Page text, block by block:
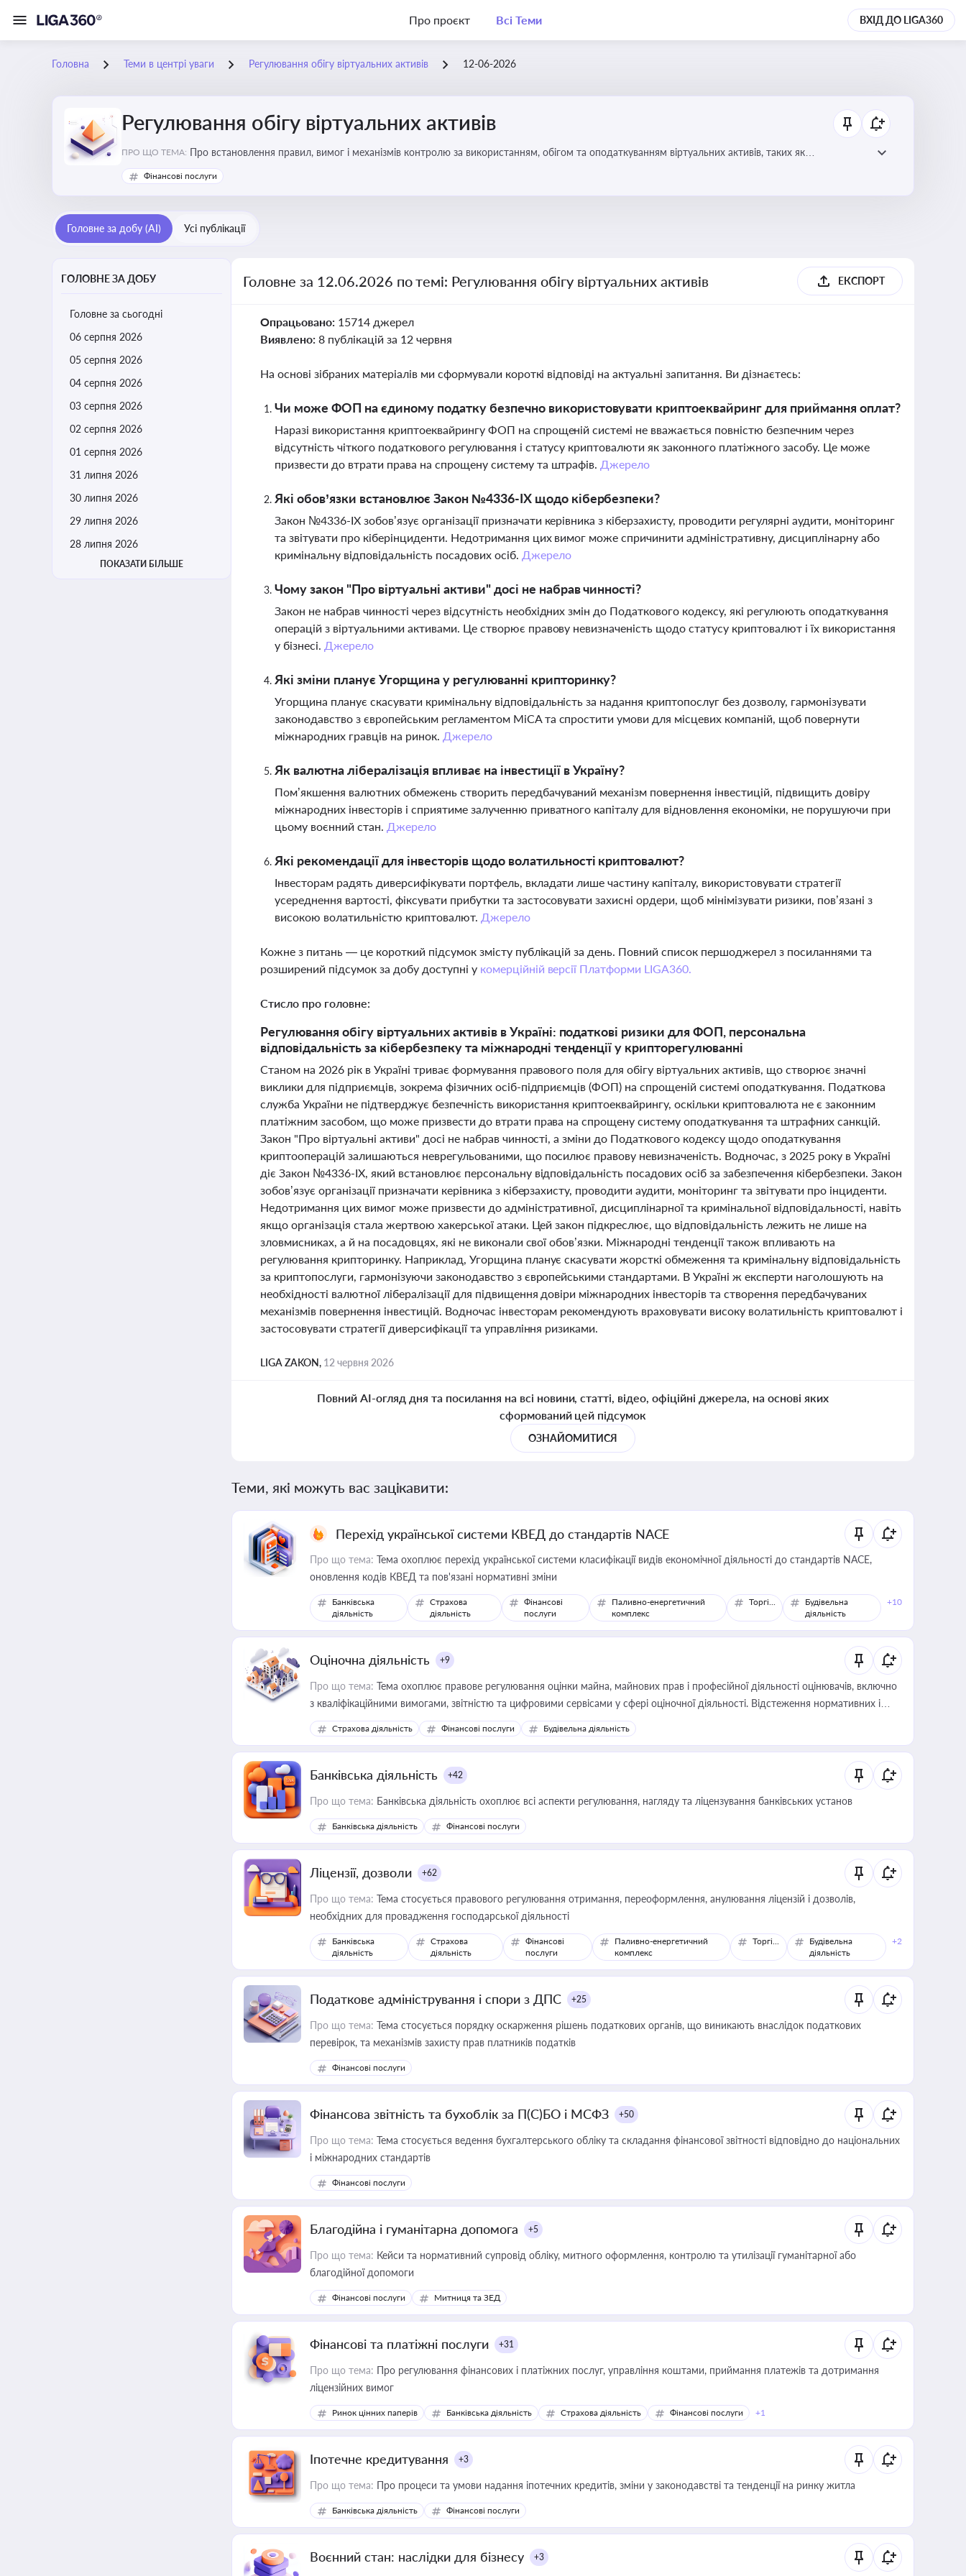
Про проєкт Всі Теми ВХІД ДО LIGA360
Головна Теми в центрі уваги Регулювання обігу віртуальних активів 12-06-2026
Регулювання обігу віртуальних активів
ПРО ЩО ТЕМА: Про встановлення правил, вимог і механізмів контролю за використанням, обігом та оподаткуванням віртуальних активів, таких як
криптовалюти
Фінансові послуги
Головне за добу (AI) Усі публікації
ГОЛОВНЕ ЗА ДОБУ
Головне за сьогодні
06 серпня 2026
05 серпня 2026
04 серпня 2026
03 серпня 2026
02 серпня 2026
01 серпня 2026
31 липня 2026
30 липня 2026
29 липня 2026
28 липня 2026
ПОКАЗАТИ БІЛЬШЕ
Головне за 12.06.2026 по темі: Регулювання обігу віртуальних активів ЕКСПОРТ
Опрацьовано: 15714 джерел
Виявлено: 8 публікацій за 12 червня
На основі зібраних матеріалів ми сформували короткі відповіді на актуальні запитання. Ви дізнаєтесь:
Чи може ФОП на єдиному податку безпечно використовувати криптоеквайринг для приймання оплат?
Наразі використання криптоеквайрингу ФОП на спрощеній системі не вважається повністю безпечним через
відсутність чіткого податкового регулювання і статусу криптовалюти як законного платіжного засобу. Це може
призвести до втрати права на спрощену систему та штрафів. Джерело
Які обов’язки встановлює Закон №4336-IX щодо кібербезпеки?
Закон №4336-IX зобов’язує організації призначати керівника з кіберзахисту, проводити регулярні аудити, моніторинг
та звітувати про кіберінциденти. Недотримання цих вимог може спричинити адміністративну, дисциплінарну або
кримінальну відповідальність посадових осіб. Джерело
Чому закон "Про віртуальні активи" досі не набрав чинності?
Закон не набрав чинності через відсутність необхідних змін до Податкового кодексу, які регулюють оподаткування
операцій з віртуальними активами. Це створює правову невизначеність щодо статусу криптовалют і їх використання
у бізнесі. Джерело
Які зміни планує Угорщина у регулюванні крипторинку?
Угорщина планує скасувати кримінальну відповідальність за надання криптопослуг без дозволу, гармонізувати
законодавство з європейським регламентом MiCA та спростити умови для місцевих компаній, щоб повернути
міжнародних гравців на ринок. Джерело
Як валютна лібералізація впливає на інвестиції в Україну?
Пом’якшення валютних обмежень створить передбачуваний механізм повернення інвестицій, підвищить довіру
міжнародних інвесторів і сприятиме залученню приватного капіталу для відновлення економіки, не порушуючи при
цьому воєнний стан. Джерело
Які рекомендації для інвесторів щодо волатильності криптовалют?
Інвесторам радять диверсифікувати портфель, вкладати лише частину капіталу, використовувати стратегії
усереднення вартості, фіксувати прибутки та застосовувати захисні ордери, щоб мінімізувати ризики, пов’язані з
високою волатильністю криптовалют. Джерело
Кожне з питань — це короткий підсумок змісту публікацій за день. Повний список першоджерел з посиланнями та
розширений підсумок за добу доступні у комерційній версії Платформи LIGA360.
Стисло про головне:
Регулювання обігу віртуальних активів в Україні: податкові ризики для ФОП, персональна
відповідальність за кібербезпеку та міжнародні тенденції у крипторегулюванні
Станом на 2026 рік в Україні триває формування правового поля для обігу віртуальних активів, що створює значні
виклики для підприємців, зокрема фізичних осіб-підприємців (ФОП) на спрощеній системі оподаткування. Податкова
служба України не підтверджує безпечність використання криптоеквайрингу, оскільки криптовалюта не є законним
платіжним засобом, що може призвести до втрати права на спрощену систему оподаткування та штрафних санкцій.
Закон "Про віртуальні активи" досі не набрав чинності, а зміни до Податкового кодексу щодо оподаткування
криптооперацій залишаються неврегульованими, що посилює правову невизначеність. Водночас, з 2025 року в Україні
діє Закон №4336-IX, який встановлює персональну відповідальність посадових осіб за забезпечення кібербезпеки. Закон
зобов’язує організації призначати керівника з кіберзахисту, проводити аудити, моніторинг та звітувати про інциденти.
Недотримання цих вимог може призвести до адміністративної, дисциплінарної та кримінальної відповідальності, навіть
якщо організація стала жертвою хакерської атаки. Цей закон підкреслює, що відповідальність лежить не лише на
зловмисниках, а й на посадовцях, які не виконали свої обов’язки. Міжнародні тенденції також впливають на
регулювання крипторинку. Наприклад, Угорщина планує скасувати жорсткі обмеження та кримінальну відповідальність
за криптопослуги, гармонізуючи законодавство з європейськими стандартами. В Україні ж експерти наголошують на
необхідності валютної лібералізації для підвищення довіри міжнародних інвесторів та створення передбачуваних
механізмів повернення інвестицій. Водночас інвесторам рекомендують враховувати високу волатильність криптовалют і
застосовувати стратегії диверсифікації та управління ризиками.
LIGA ZAKON, 12 червня 2026
Повний AI-огляд дня та посилання на всі новини, статті, відео, офіційні джерела, на основі яких
сформований цей підсумок
ОЗНАЙОМИТИСЯ
Теми, які можуть вас зацікавити:
Перехід української системи КВЕД до стандартів NACE
Про що тема: Тема охоплює перехід української системи класифікації видів економічної діяльності до стандартів NACE,
оновлення кодів КВЕД та пов'язані нормативні зміни
Банківська
діяльність
Страхова
діяльність
Фінансові
послуги
Паливно-енергетичний
комплекс
Торгівля
Будівельна
діяльність
+10
Оціночна діяльність +9
Про що тема: Тема охоплює правове регулювання оцінки майна, майнових прав і професійної діяльності оцінювачів, включно
з кваліфікаційними вимогами, звітністю та цифровими сервісами у сфері оціночної діяльності. Відстеження нормативних і
медійних змін у цій сфері корисне для власника бізнесу, керівника, юриста або бухгалтера під час оподаткування,
приватизації, оренди державного майна, корпоративних угод і перевірки статусу суб'єктів оціночної діяльності
Страхова діяльність Фінансові послуги Будівельна діяльність
Банківська діяльність +42
Про що тема: Банківська діяльність охоплює всі аспекти регулювання, нагляду та ліцензування банківських установ
Банківська діяльність Фінансові послуги
Ліцензії, дозволи +62
Про що тема: Тема стосується правового регулювання отримання, переоформлення, анулювання ліцензій і дозволів,
необхідних для провадження господарської діяльності
Банківська
діяльність
Страхова
діяльність
Фінансові
послуги
Паливно-енергетичний
комплекс
Торгівля
Будівельна
діяльність
+2
Податкове адміністрування і спори з ДПС +25
Про що тема: Тема стосується порядку оскарження рішень податкових органів, що виникають внаслідок податкових
перевірок, та механізмів захисту прав платників податків
Фінансові послуги
Фінансова звітність та бухоблік за П(С)БО і МСФЗ +50
Про що тема: Тема стосується ведення бухгалтерського обліку та складання фінансової звітності відповідно до національних
і міжнародних стандартів
Фінансові послуги
Благодійна і гуманітарна допомога +5
Про що тема: Кейси та нормативний супровід обліку, митного оформлення, контролю та утилізації гуманітарної або
благодійної допомоги
Фінансові послуги Митниця та ЗЕД
Фінансові та платіжні послуги +31
Про що тема: Про регулювання фінансових і платіжних послуг, управління коштами, приймання платежів та дотримання
ліцензійних вимог
Ринок цінних паперів Банківська діяльність Страхова діяльність Фінансові послуги +1
Іпотечне кредитування +3
Про що тема: Про процеси та умови надання іпотечних кредитів, зміни у законодавстві та тенденції на ринку житла
Банківська діяльність Фінансові послуги
Воєнний стан: наслідки для бізнесу +3